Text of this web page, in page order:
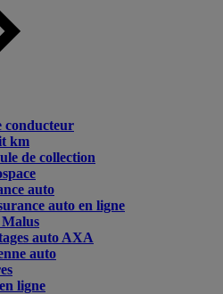
conducteur
km
de collection
auto
auto en ligne
auto AXA
auto
ligne